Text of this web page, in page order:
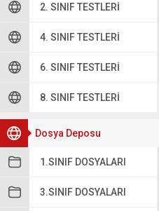
2. SINIF TESTLERI
4. SINIF TESTLERI
6. SINIF TESTLERI
8. SINIF TESTLERI
Dosya Deposu
1.SINIF DOSYALARI
3.SINIF DOSYALARI